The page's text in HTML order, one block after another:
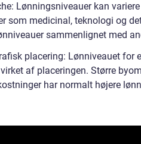
Lønningsniveauer kan
som medicinal, teknologi og
sammenlignet med
placering: Lønniveauet for
af placeringen. Større
har normalt højere